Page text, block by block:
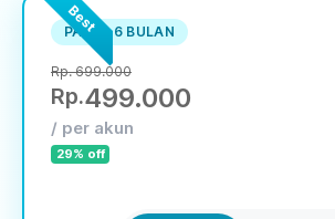
Best
PAKET 6 BULAN
Rp. 699.000
Rp.499.000
/ per akun
29% off